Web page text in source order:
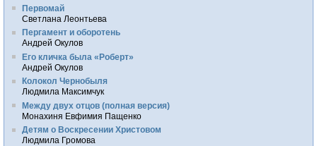
Первомай
Светлана Леонтьева
Пергамент и оборотень
Андрей Окулов
Его кличка была «Роберт»
Андрей Окулов
Колокол Чернобыля
Людмила Максимчук
Между двух отцов (полная версия)
Монахиня Евфимия Пащенко
Детям о Воскресении Христовом
Людмила Громова